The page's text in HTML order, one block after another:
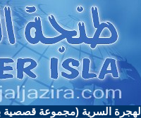
الهجرة السرية (مجموعة قصصية